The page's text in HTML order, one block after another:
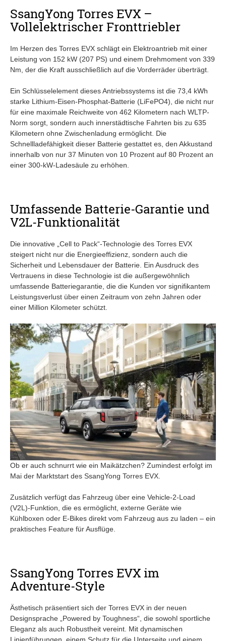
SsangYong Torres EVX –
Vollelektrischer Fronttriebler
Im Herzen des Torres EVX schlägt ein Elektroantrieb mit einer
Leistung von 152 kW (207 PS) und einem Drehmoment von 339
Nm, der die Kraft ausschließlich auf die Vorderräder überträgt.
Ein Schlüsselelement dieses Antriebssystems ist die 73,4 kWh
starke Lithium-Eisen-Phosphat-Batterie (LiFePO4), die nicht nur
für eine maximale Reichweite von 462 Kilometern nach WLTP-
Norm sorgt, sondern auch innerstädtische Fahrten bis zu 635
Kilometern ohne Zwischenladung ermöglicht. Die
Schnellladefähigkeit dieser Batterie gestattet es, den Akkustand
innerhalb von nur 37 Minuten von 10 Prozent auf 80 Prozent an
einer 300-kW-Ladesäule zu erhöhen.
Umfassende Batterie-Garantie und
V2L-Funktionalität
Die innovative „Cell to Pack“-Technologie des Torres EVX
steigert nicht nur die Energieeffizienz, sondern auch die
Sicherheit und Lebensdauer der Batterie. Ein Ausdruck des
Vertrauens in diese Technologie ist die außergewöhnlich
umfassende Batteriegarantie, die die Kunden vor signifikantem
Leistungsverlust über einen Zeitraum von zehn Jahren oder
einer Million Kilometer schützt.
Ob er auch schnurrt wie ein Maikätzchen? Zumindest erfolgt im
Mai der Marktstart des SsangYong Torres EVX.
Zusätzlich verfügt das Fahrzeug über eine Vehicle-2-Load
(V2L)-Funktion, die es ermöglicht, externe Geräte wie
Kühlboxen oder E-Bikes direkt vom Fahrzeug aus zu laden – ein
praktisches Feature für Ausflüge.
SsangYong Torres EVX im
Adventure-Style
Ästhetisch präsentiert sich der Torres EVX in der neuen
Designsprache „Powered by Toughness“, die sowohl sportliche
Eleganz als auch Robustheit vereint. Mit dynamischen